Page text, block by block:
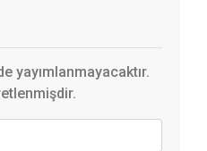
yayımlanmayacaktır.